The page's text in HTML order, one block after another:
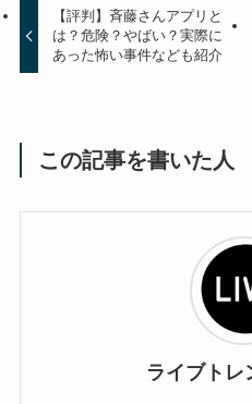
【評判】斉藤さんアプリと
は？危険？やばい？実際に
あった怖い事件なども紹介
この記事を書いた人
ライブトレ